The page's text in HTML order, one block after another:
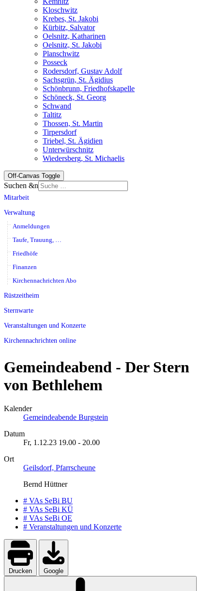
Kloschwitz
Krebes, St. Jakobi
Kürbitz, Salvator
Oelsnitz, Katharinen
Oelsnitz, St. Jakobi
Planschwitz
Posseck
Rodersdorf, Gustav Adolf
Sachsgrün, St. Ägidius
Schönbrunn, Friedhofskapelle
Schöneck, St. Georg
Schwand
Taltitz
Thossen, St. Martin
Tirpersdorf
Triebel, St. Ägidien
Unterwürschnitz
Wiedersberg, St. Michaelis
Off-Canvas Toggle
Suchen &n
Mitarbeit
Verwaltung
Anmeldungen
Taufe, Trauung, …
Friedhöfe
Finanzen
Kirchennachrichten Abo
Rüstzeitheim
Sternwarte
Veranstaltungen und Konzerte
Kirchennachrichten online
Gemeindeabend - Der Stern
von Bethlehem
Kalender
Gemeindeabende Burgstein
Datum
Fr, 1.12.23 19.00 - 20.00
Ort
Geilsdorf, Pfarrscheune
Bernd Hüttner
# VAs SeBi BU
# VAs SeBi KÜ
# VAs SeBi OE
# Veranstaltungen und Konzerte
Drucken Google